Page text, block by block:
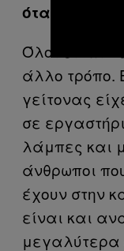
όταν
Όλοι είναι
άλλο τρόπο.
γείτονας
σε
λάμπες και
άνθρωποι
έχουν στην
είναι και
μεγαλύτερα